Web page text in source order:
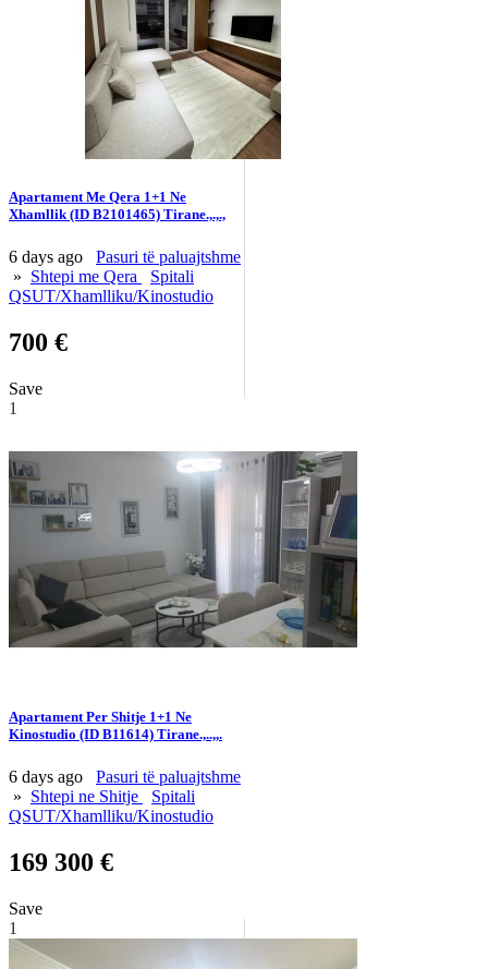
Apartament Me Qera 1+1 Ne
Xhamllik (ID B2101465) Tirane.,.,.,
6 days ago
Pasuri të paluajtshme
» Shtepi me Qera
Spitali
QSUT/Xhamlliku/Kinostudio
700 €
Save
1
Apartament Per Shitje 1+1 Ne
Kinostudio (ID B11614) Tirane.,..,,.
6 days ago
Pasuri të paluajtshme
» Shtepi ne Shitje
Spitali
QSUT/Xhamlliku/Kinostudio
169 300 €
Save
1